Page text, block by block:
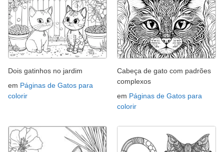
Dois gatinhos no jardim
em Páginas de Gatos para
colorir
Cabeça de gato com padrões
complexos
em Páginas de Gatos para
colorir